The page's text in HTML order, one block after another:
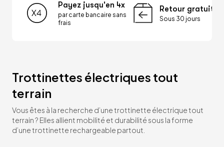
Payez jusqu'en 4x
par carte bancaire sans
frais
Retour gratuit
Sous 30 jours
Trottinettes électriques tout
terrain
Vous êtes à la recherche d’une trottinette électrique tout
terrain ? Elles allient mobilité et durabilité sous la forme
d’une trottinette rechargeable partout.